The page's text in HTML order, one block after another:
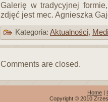
Galerię w tradycyjnej
zdjęć jest mec. Agnieszka
Kategoria: Aktualności,
Comments are closed.
Home |
Copyright © 2010